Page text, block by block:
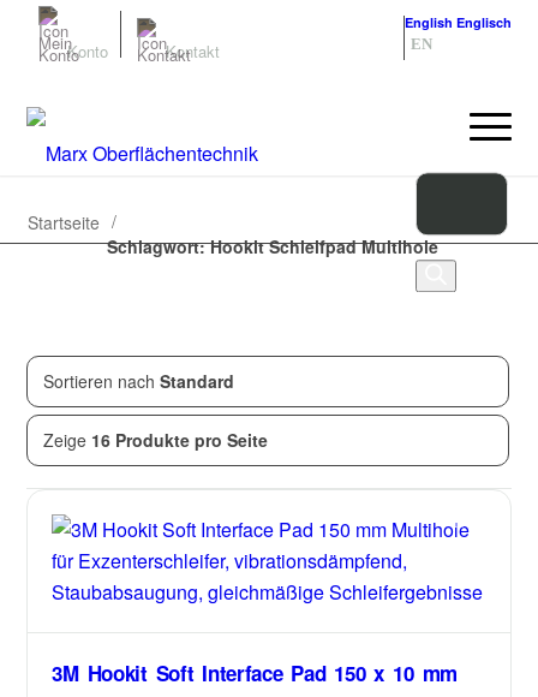
Konto Kontakt
English Englisch
EN
Startseite /
Schlagwort: Hookit Schleifpad Multihole
Sortieren nachStandard
Zeige 16 Produkte pro Seite
Zeige1von1Produkten
3M Hookit Soft Interface Pad 150 x 10 mm